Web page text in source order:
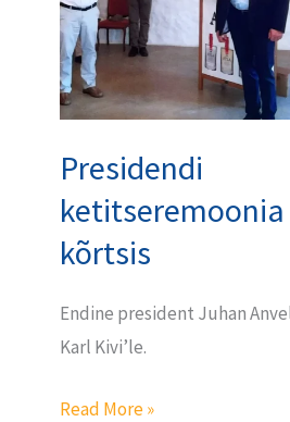
Presidendi
kõrtsis
Endine president Juhan
Karl Kivi’le.
Read More »